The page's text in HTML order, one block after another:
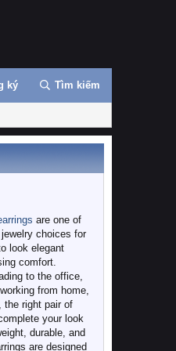
ký Tìm kiếm
are one of
choices for
look elegant
comfort.
to the office,
from home,
the right pair of
your look
durable, and
are designed